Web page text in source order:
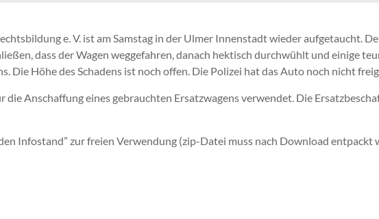
e. V. ist am Samstag in der Ulmer Innenstadt wieder aufgetaucht.
dass der Wagen weggefahren, danach hektisch durchwühlt und einige
Die Höhe des Schadens ist noch offen. Die Polizei hat das Auto noch nicht
die Anschaffung eines gebrauchten Ersatzwagens verwendet. Die
Infostand” zur freien Verwendung (zip-Datei muss nach Download entpackt